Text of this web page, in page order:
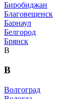
Биробиджан
Благовещенск
Барнаул
Белгород
Брянск
В
В
Волгоград